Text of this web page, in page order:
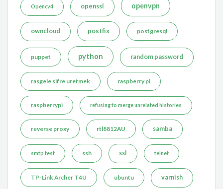
Opencv4 openssl openvpn
owncloud postfix postgresql
puppet python random password
rasgele sifre uretmek raspberry pi
raspberrypi refusing to merge unrelated histories
reverse proxy rtl8812AU samba
smtp test ssh ssl telnet
TP-Link Archer T4U ubuntu varnish